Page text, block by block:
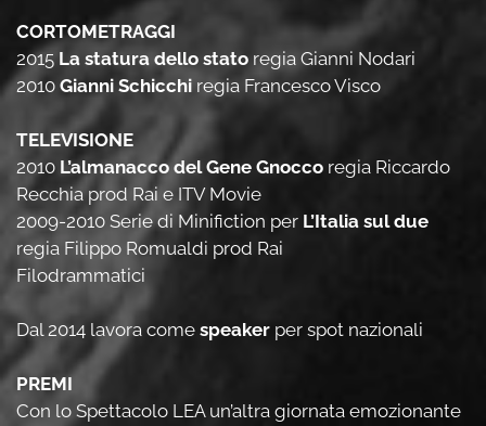
CORTOMETRAGGI
2015 La statura dello stato regia Gianni Nodari
2010 Gianni Schicchi regia Francesco Visco
TELEVISIONE
2010 L’almanacco del Gene Gnocco regia Riccardo
Recchia prod Rai e ITV Movie
2009-2010 Serie di Minifiction per L’Italia sul due
regia Filippo Romualdi prod Rai
Filodrammatici
Dal 2014 lavora come speaker per spot nazionali
PREMI
Con lo Spettacolo LEA un’altra giornata emozionante